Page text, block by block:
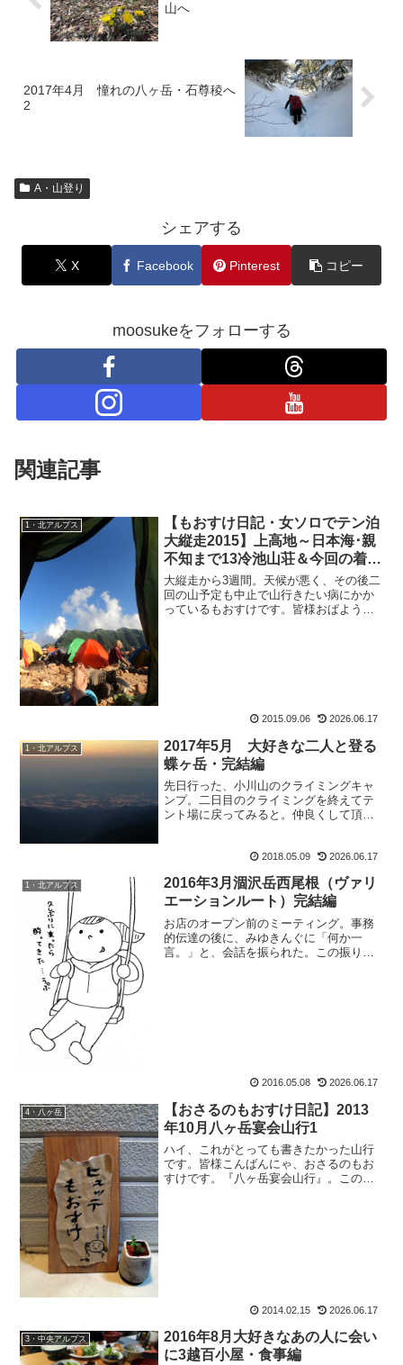
山へ
2017年4月 憧れの八ヶ岳・石尊稜へ
2
A・山登り
シェアする
X Facebook Pinterest コピー
moosukeをフォローする
関連記事
1・北アルプス
【もおすけ日記・女ソロでテン泊
大縦走2015】上高地～日本海･親
不知まで13冷池山荘＆今回の着替
えはこれだけ！
大縦走から3週間。天候が悪く、その後二
回の山予定も中止で山行きたい病にかか
っているもおすけです。皆様おぱようご
2015.09.06 2026.06.17
1・北アルプス
2017年5月 大好きな二人と登る
蝶ヶ岳・完結編
先日行った、小川山のクライミングキャ
ンプ。二日目のクライミングを終えてテ
ント場に戻ってみると。仲良くして頂い
夫妻からも、立派な薪のプレゼント。岐
阜＆愛知のクライマーさん...
2018.05.09 2026.06.17
1・北アルプス
2016年3月涸沢岳西尾根（ヴァリ
エーションルート）完結編
お店のオープン前のミーティング。事務
的伝達の後に、みゆきんぐに「何か一
言。」と、会話を振られた。この振り
2016.05.08 2026.06.17
4・八ヶ岳
【おさるのもおすけ日記】2013
年10月八ヶ岳宴会山行1
ハイ、これがとっても書きたかった山行
です。皆様こんばんにゃ、おさるのもお
すけです。『八ヶ岳宴会山行』。この夏
2014.02.15 2026.06.17
3・中央アルプス
2016年8月大好きなあの人に会い
に3越百小屋・食事編